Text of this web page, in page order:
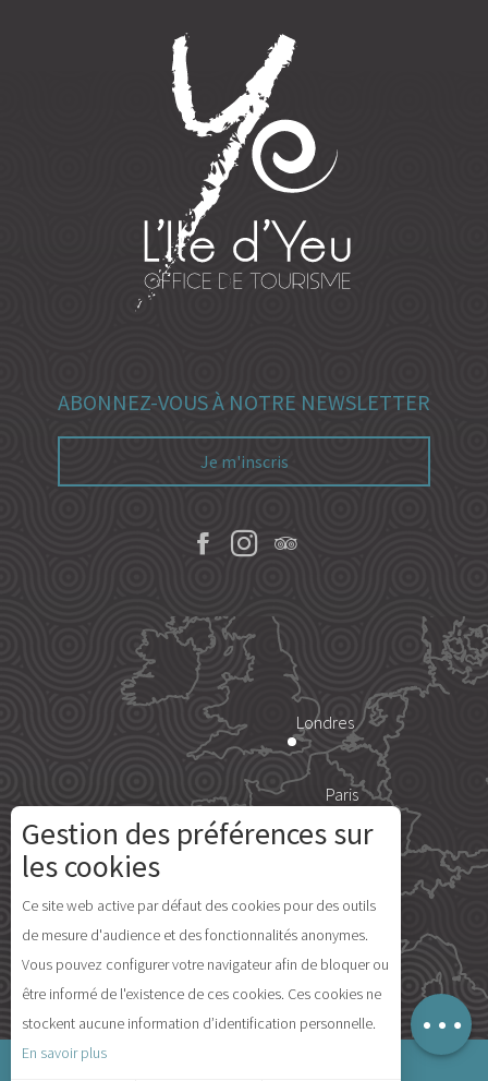
Description
Prestations
Disponibilités
Carte
ABONNEZ-VOUS À NOTRE NEWSLETTER
Je m'inscris
Londres
Paris
Madrid
Île d'Yeu
Gestion des préférences sur
les cookies
Ce site web active par défaut des cookies pour des outils
de mesure d'audience et des fonctionnalités anonymes.
Vous pouvez configurer votre navigateur afin de bloquer ou
être informé de l'existence de ces cookies. Ces cookies ne
stockent aucune information d’identification personnelle.
En savoir plus